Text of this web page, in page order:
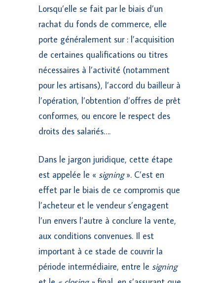
Lorsqu’elle se fait par le biais d’un
rachat du fonds de commerce, elle
porte généralement sur : l’acquisition
de certaines qualifications ou titres
nécessaires à l’activité (notamment
pour les artisans), l’accord du bailleur à
l’opération, l’obtention d’offres de prêt
conformes, ou encore le respect des
droits des salariés….
Dans le jargon juridique, cette étape
est appelée le « signing». C’est en
effet par le biais de ce compromis que
l’acheteur et le vendeur s’engagent
l’un envers l’autre à conclure la vente,
aux conditions convenues. Il est
important à ce stade de couvrir la
période intermédiaire, entre le signing